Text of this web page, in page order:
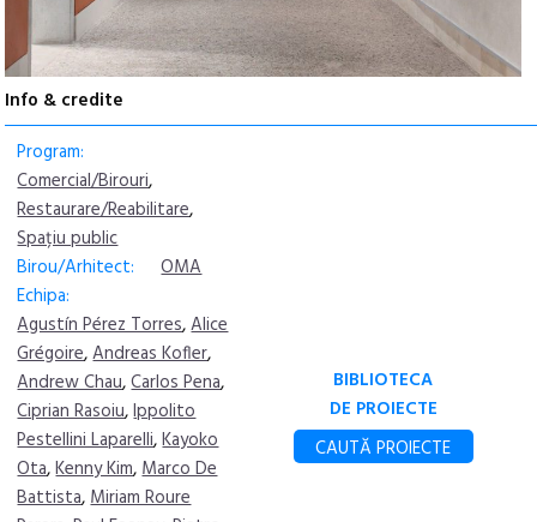
Info & credite
Program:
Comercial/Birouri,
Restaurare/Reabilitare,
Spațiu public
Birou/Arhitect:
OMA
Echipa:
Agustín Pérez Torres,Alice
Grégoire,Andreas Kofler,
Andrew Chau,Carlos Pena,
Ciprian Rasoiu,Ippolito
Pestellini Laparelli,Kayoko
Ota,Kenny Kim,Marco De
Battista,Miriam Roure
BIBLIOTECA
DE PROIECTE
CAUTĂ PROIECTE